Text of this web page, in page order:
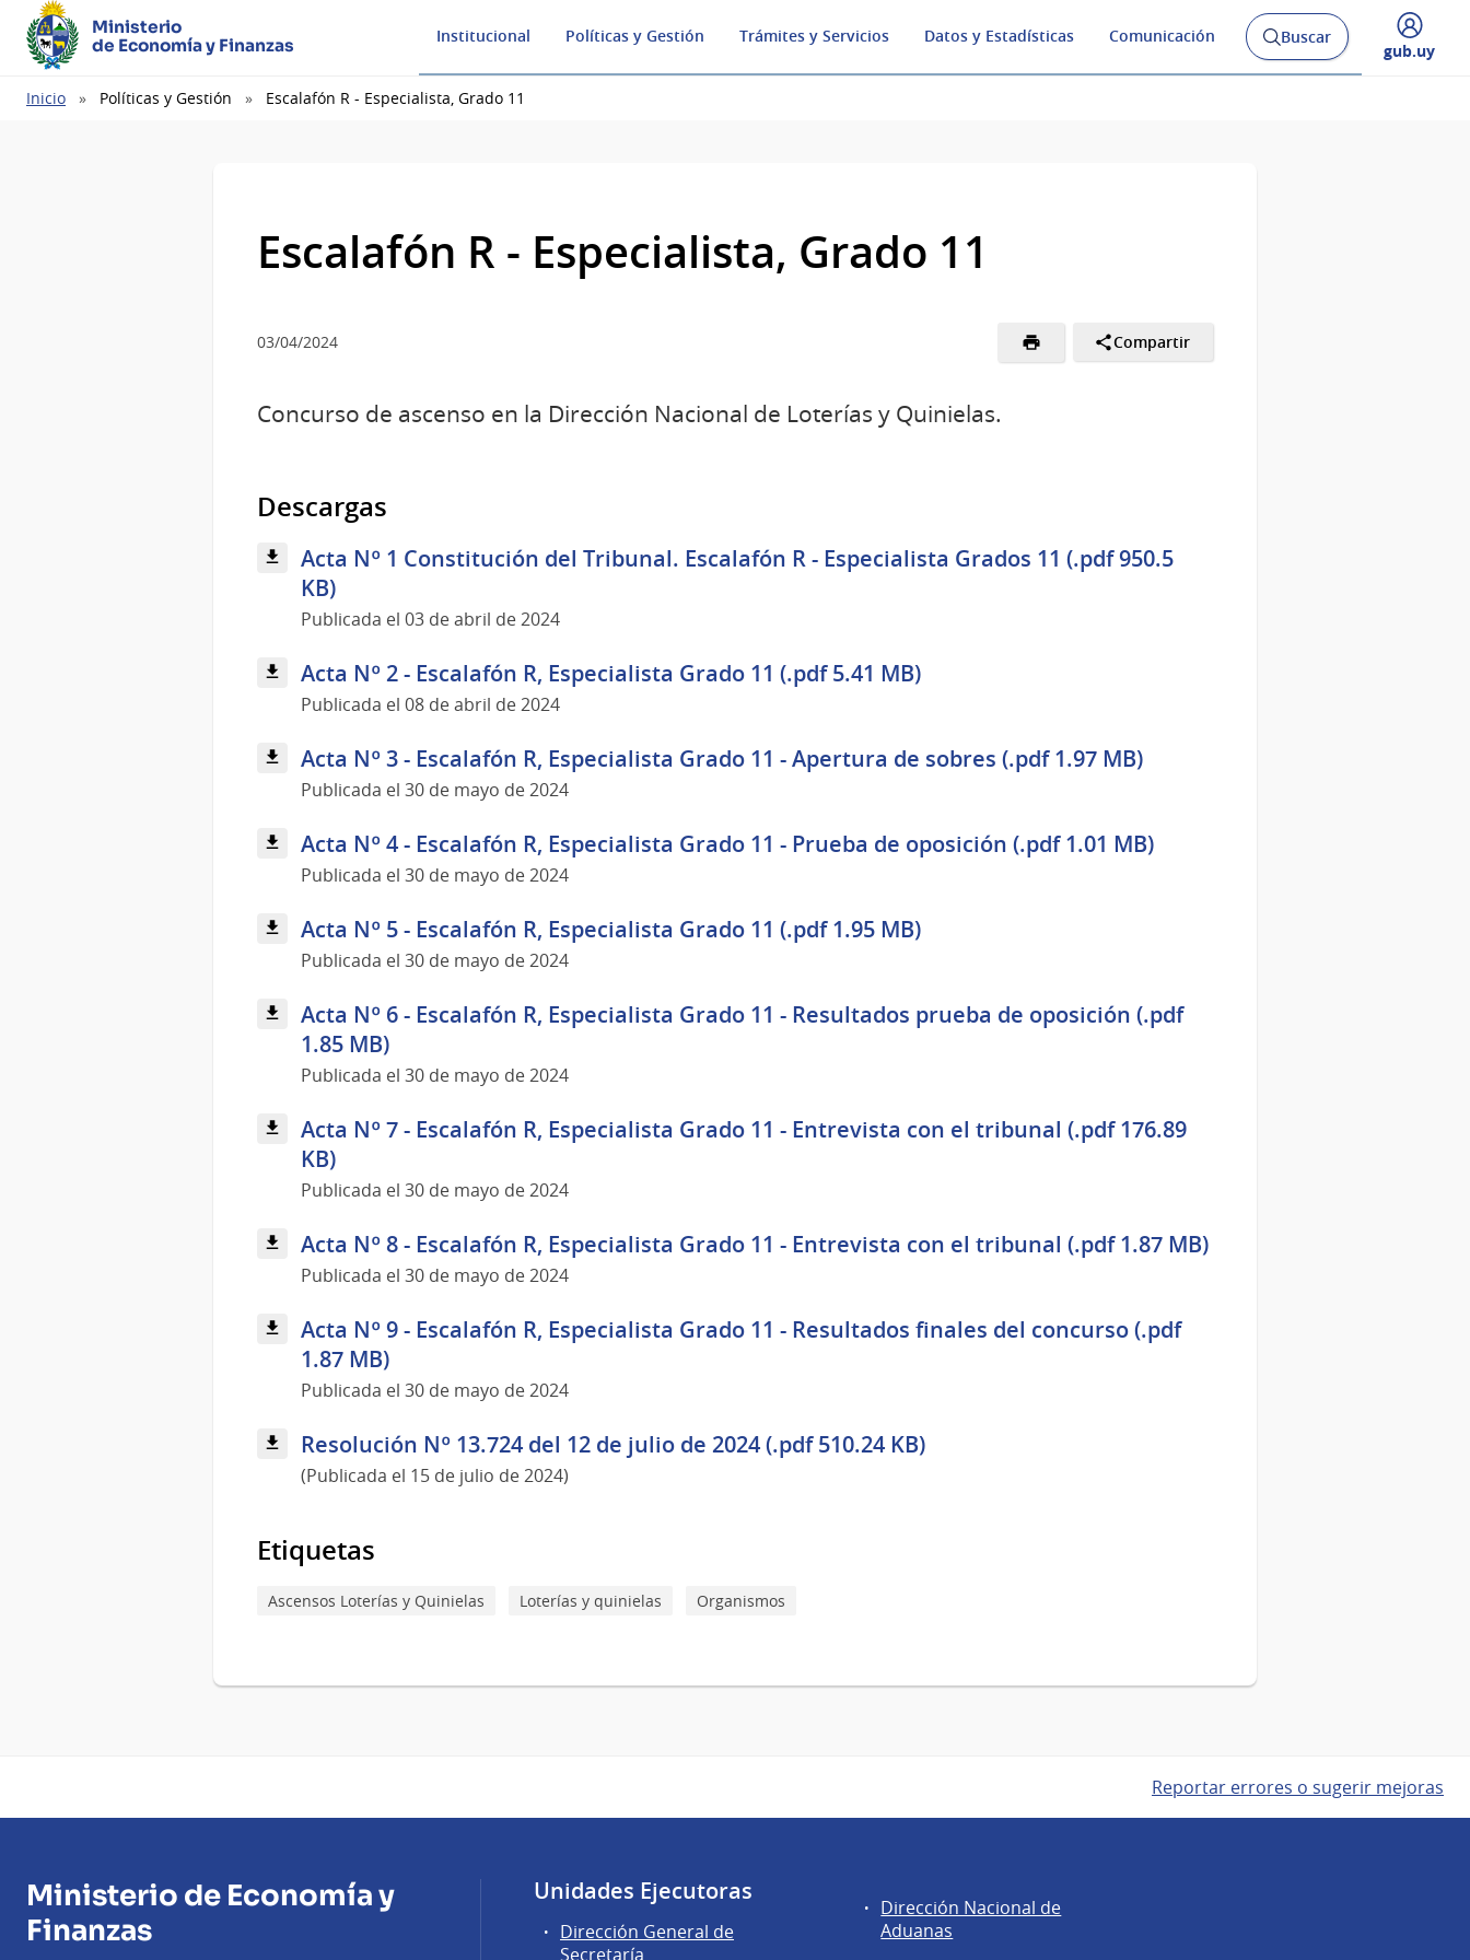
Ministerio
de Economía y Finanzas
Institucional Políticas y Gestión Trámites y Servicios Datos y Estadísticas Comunicación
Abrir
buscador
Buscar
Desplegar
gub.uy
Ruta
Inicio Políticas y Gestión Escalafón R - Especialista, Grado 11
Escalafón R - Especialista, Grado 11
03/04/2024 Compartir
Concurso de ascenso en la Dirección Nacional de Loterías y Quinielas.
Descargas
Acta Nº 1 Constitución del Tribunal. Escalafón R - Especialista Grados 11 (.pdf 950.5
KB)
Publicada el 03 de abril de 2024
Acta Nº 2 - Escalafón R, Especialista Grado 11 (.pdf 5.41 MB)
Publicada el 08 de abril de 2024
Acta Nº 3 - Escalafón R, Especialista Grado 11 - Apertura de sobres (.pdf 1.97 MB)
Publicada el 30 de mayo de 2024
Acta Nº 4 - Escalafón R, Especialista Grado 11 - Prueba de oposición (.pdf 1.01 MB)
Publicada el 30 de mayo de 2024
Acta Nº 5 - Escalafón R, Especialista Grado 11 (.pdf 1.95 MB)
Publicada el 30 de mayo de 2024
Acta Nº 6 - Escalafón R, Especialista Grado 11 - Resultados prueba de oposición (.pdf
1.85 MB)
Publicada el 30 de mayo de 2024
Acta Nº 7 - Escalafón R, Especialista Grado 11 - Entrevista con el tribunal (.pdf 176.89
KB)
Publicada el 30 de mayo de 2024
Acta Nº 8 - Escalafón R, Especialista Grado 11 - Entrevista con el tribunal (.pdf 1.87 MB)
Publicada el 30 de mayo de 2024
Acta Nº 9 - Escalafón R, Especialista Grado 11 - Resultados finales del concurso (.pdf
1.87 MB)
Publicada el 30 de mayo de 2024
Resolución Nº 13.724 del 12 de julio de 2024 (.pdf 510.24 KB)
(Publicada el 15 de julio de 2024)
Etiquetas
Ascensos Loterías y Quinielas Loterías y quinielas Organismos
Reportar errores o sugerir mejoras
Ministerio de Economía y
Finanzas
Unidades Ejecutoras
Dirección General de
Secretaría
Áreas
de
Dirección Nacional de
Aduanas